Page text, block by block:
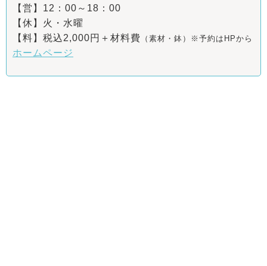
【営】12：00～18：00
【休】火・水曜
【料】税込2,000円＋材料費 （素材・鉢）※予約はHPから
ホームページ